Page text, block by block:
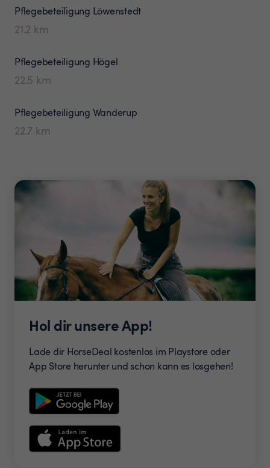
Pflegebeteiligung Löwenstedt
21.2 km
Pflegebeteiligung Högel
22.5 km
Pflegebeteiligung Wanderup
22.7 km
Hol dir unsere App!
Lade dir HorseDeal kostenlos im Playstore oder
App Store herunter und schon kann es losgehen!